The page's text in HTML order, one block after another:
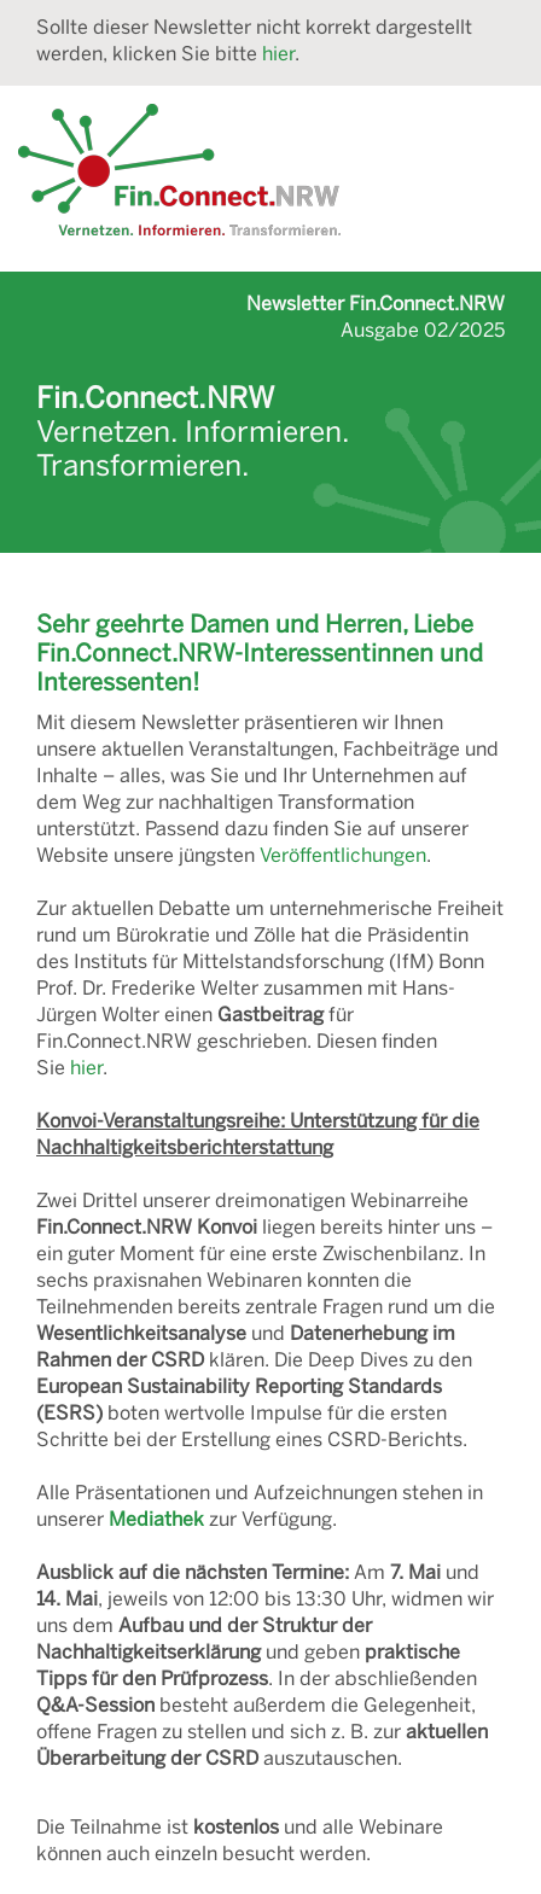
Sollte dieser Newsletter nicht korrekt dargestellt
werden, klicken Sie bitte hier.
Newsletter Fin.Connect.NRW
Ausgabe 02/2025
Fin.Connect.NRW
Vernetzen. Informieren.
Transformieren.
Sehr geehrte Damen und Herren, Liebe
Fin.Connect.NRW-Interessentinnen und
Interessenten!
Mit diesem Newsletter präsentieren wir Ihnen
unsere aktuellen Veranstaltungen, Fachbeiträge und
Inhalte – alles, was Sie und Ihr Unternehmen auf
dem Weg zur nachhaltigen Transformation
unterstützt. Passend dazu finden Sie auf unserer
Website unsere jüngstenVeröffentlichungen.
Zur aktuellen Debatte um unternehmerische Freiheit
rund um Bürokratie und Zölle hat die Präsidentin
des Instituts für Mittelstandsforschung (IfM) Bonn
Prof. Dr. Frederike Welter zusammen mit Hans-
Jürgen Wolter einen Gastbeitragfür
Fin.Connect.NRW geschrieben. Diesen finden
Sie hier.
Konvoi-Veranstaltungsreihe: Unterstützung für die
Nachhaltigkeitsberichterstattung
Zwei Drittel unserer dreimonatigen Webinarreihe
Fin.Connect.NRW Konvoi liegen bereits hinter uns –
ein guter Moment für eine erste Zwischenbilanz. In
sechs praxisnahen Webinaren konnten die
Teilnehmenden bereits zentrale Fragen rund um die
Wesentlichkeitsanalyse und Datenerhebung im
Rahmen der CSRDklären. Die Deep Dives zu den
European Sustainability Reporting Standards
(ESRS) boten wertvolle Impulse für die ersten
Schritte bei der Erstellung eines CSRD-Berichts.
Alle Präsentationen und Aufzeichnungen stehen in
unserer Mediathek zur Verfügung.
Ausblick auf die nächsten Termine: Am 7. Mai und
14. Mai, jeweils von 12:00 bis 13:30 Uhr, widmen wir
uns dem Aufbau und der Struktur der
Nachhaltigkeitserklärungund geben praktische
Tipps für den Prüfprozess. In der abschließenden
Q&A-Session besteht außerdem die Gelegenheit,
offene Fragen zu stellen und sich z. B. zuraktuellen
Überarbeitung der CSRDauszutauschen.
Die Teilnahme ist kostenlos und alle Webinare
können auch einzeln besucht werden.